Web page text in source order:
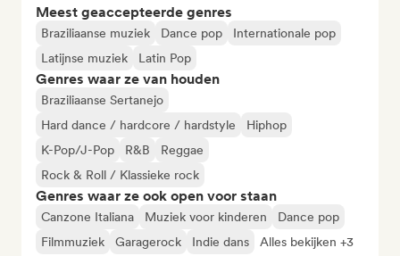
Meest geaccepteerde genres
Braziliaanse muziek Dance pop
Internationale pop
Latijnse muziek
Latin Pop
Genres waar ze van houden
Braziliaanse Sertanejo
Hard dance / hardcore / hardstyle
Hiphop
K-Pop/J-Pop
R&B
Reggae
Rock & Roll / Klassieke rock
Genres waar ze ook open voor staan
Canzone Italiana Muziek voor kinderen
Dance pop
Filmmuziek
Garagerock Indie dans Alles bekijken +3